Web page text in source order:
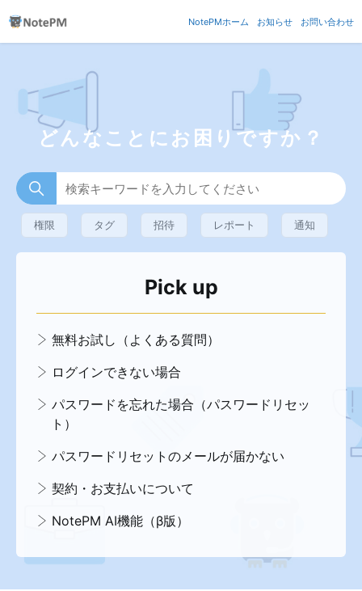
NotePMホーム お知らせ お問い合わせ
NotePM ヘルプセンター
検索どんなことにお困りですか？
権限 タグ 招待 レポート 通知
Pick up
無料お試し（よくある質問）
ログインできない場合
パスワードを忘れた場合（パスワードリセッ
ト）
パスワードリセットのメールが届かない
契約・お支払いについて
NotePM AI機能（β版）